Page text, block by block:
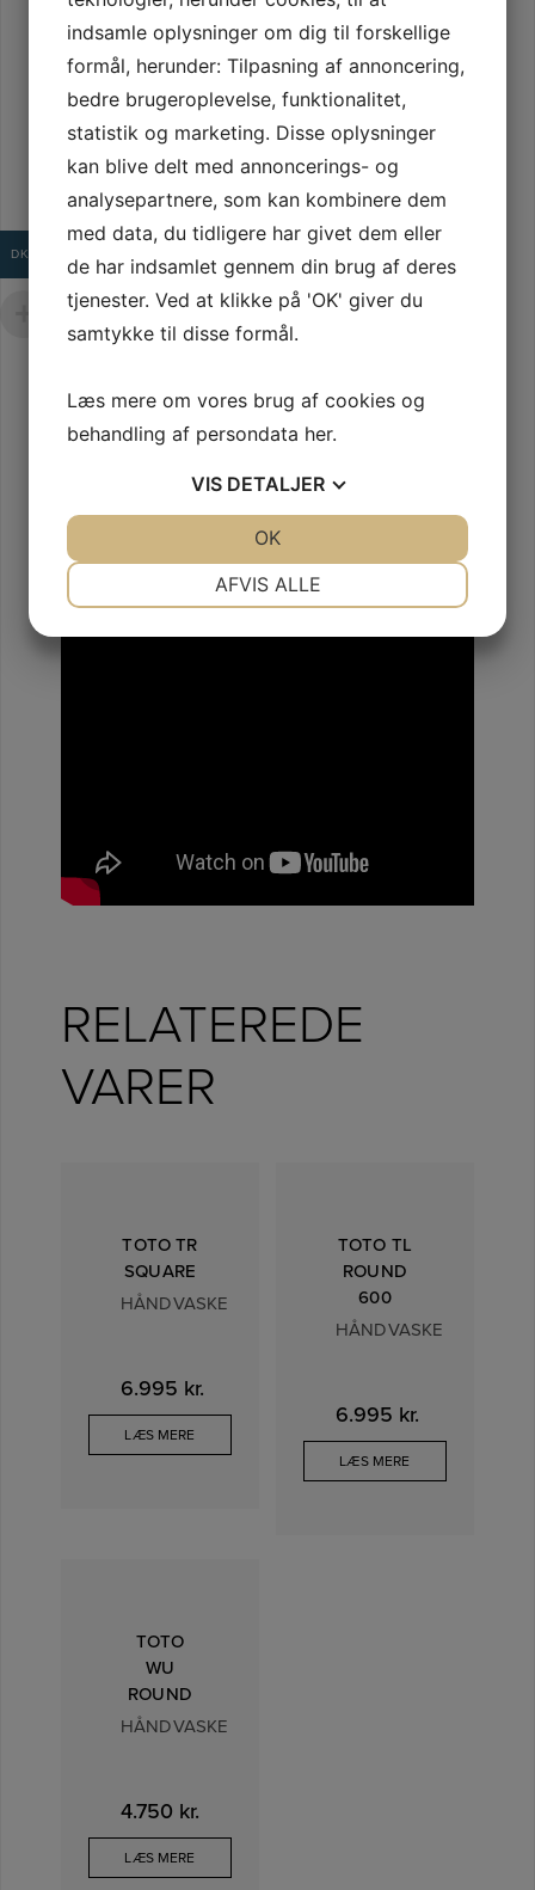
VIDEOER
Oplev produktets mange funktioner
RELATEREDE
VARER
TOTO TR
SQUARE
HÅNDVASKE
6.995 kr.
LÆS MERE
TOTO TL
ROUND
600
HÅNDVASKE
6.995 kr.
LÆS MERE
TOTO
WU
ROUND
HÅNDVASKE
4.750 kr.
LÆS MERE
DKK
indsamle oplysninger om dig til forskellige
formål, herunder: Tilpasning af annoncering,
bedre brugeroplevelse, funktionalitet,
statistik og marketing. Disse oplysninger
kan blive delt med annoncerings- og
analysepartnere, som kan kombinere dem
med data, du tidligere har givet dem eller
de har indsamlet gennem din brug af deres
tjenester. Ved at klikke på 'OK' giver du
samtykke til disse formål.
Læs mere om vores brug af cookies og
behandling af persondata her.
VIS DETALJER
AFVIS ALLE
OK